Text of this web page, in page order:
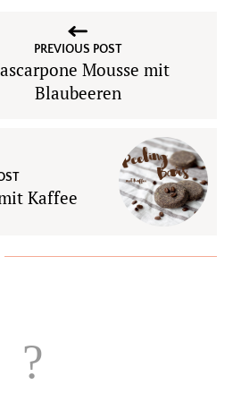
PREVIOUS POST
Mousse mit
Blaubeeren
Kaffee